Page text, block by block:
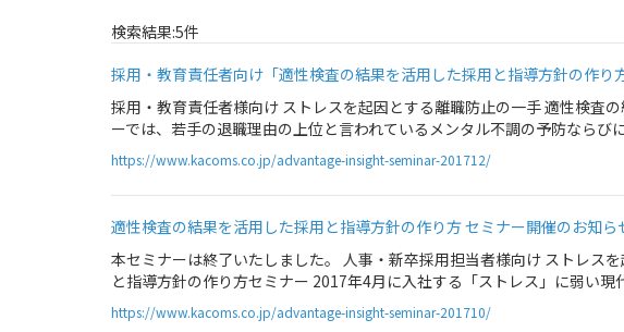
検索結果:5件
採用・教育責任者向け「適性検査の結果を活用した採用と指導方針の作り
採用・教育責任者様向け ストレスを起因とする離職防止の一手 適性検査
ーでは、若手の退職理由の上位と言われているメンタル不調の予防なら
https://www.kacoms.co.jp/advantage-insight-seminar-201712/
適性検査の結果を活用した採用と指導方針の作り方 セミナー開催のお知ら
本セミナーは終了いたしました。 人事・新卒採用担当者様向け ストレス
と指導方針の作り方セミナー 2017年4月に入社する「ストレス」に弱い
https://www.kacoms.co.jp/advantage-insight-seminar-201710/